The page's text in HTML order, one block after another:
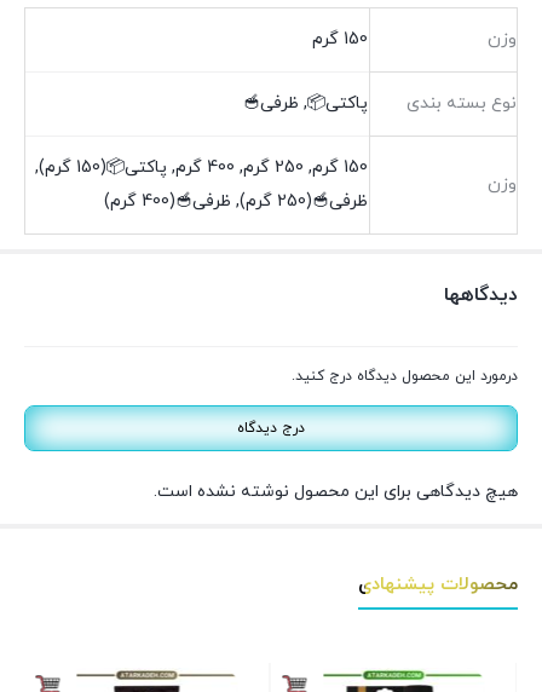
وزن 150 گرم
نوع بسته بندی پاکتی📦, ظرفی🥣
وزن
150 گرم, 250 گرم, 400 گرم, پاکتی📦(150 گرم),
ظرفی🥣(250 گرم), ظرفی🥣(400 گرم)
دیدگاهها
درمورد این محصول دیدگاه درج کنید.
درج دیدگاه
هیچ دیدگاهی برای این محصول نوشته نشده است.
محصولات پیشنهادی